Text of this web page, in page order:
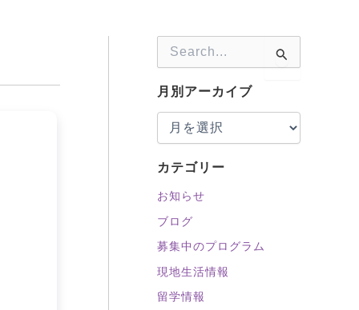
索
対
象
:
月別アーカイブ
カテゴリー
お知らせ
ブログ
募集中のプログラム
現地生活情報
留学情報